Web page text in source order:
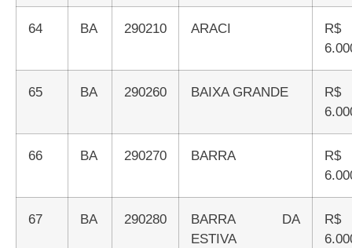
64 BA 290210 ARACI
R$
65 BA 290260 BAIXA GRANDE
R$
66 BA 290270 BARRA
R$
67 BA 290280
BARRA DA
ESTIVA
R$